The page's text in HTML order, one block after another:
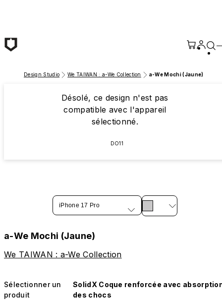
Design Studio We TAIWAN : a-We Collection a-We Mochi (Jaune)
Désolé, ce design n'est pas
compatible avec l'appareil
sélectionné.
DO11
iPhone 17 Pro
a-We Mochi (Jaune)
We TAIWAN : a-We Collection
Sélectionner un
produit
SolidX Coque renforcée avec
des chocs